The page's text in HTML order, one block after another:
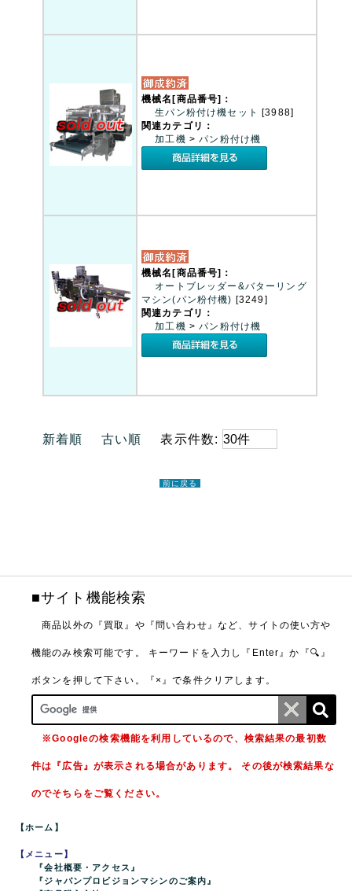
機械名[商品番号]：
生パン粉付け機セット[3988]
関連カテゴリ：
加工機 >パン粉付け機
機械名[商品番号]：
オートブレッダー&バターリング
マシン(パン粉付機) [3249]
関連カテゴリ：
加工機 >パン粉付け機
新着順 古い順 表示件数:
前に戻る
■サイト機能検索
商品以外の『買取』や『問い合わせ』など、サイトの使い方や
機能のみ検索可能です。 キーワードを入力し『Enter』か『🔍』
ボタンを押して下さい。『×』で条件クリアします。
※Googleの検索機能を利用しているので、検索結果の最初数
件は『広告』が表示される場合があります。 その後が検索結果な
のでそちらをご覧ください。
【ホーム】
【メニュー】
『会社概要・アクセス』
『ジャパンプロビジョンマシンのご案内』